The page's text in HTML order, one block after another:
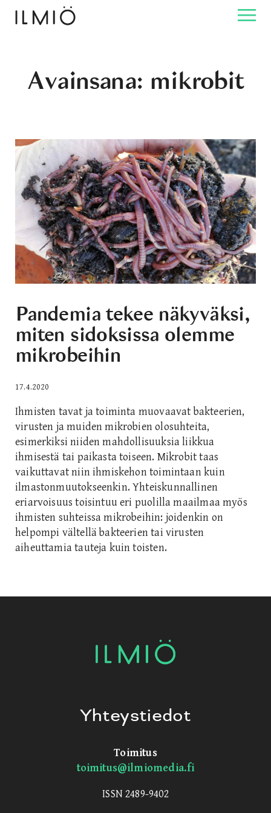
Avainsana: mikrobit
Pandemia tekee näkyväksi,
miten sidoksissa olemme
mikrobeihin
17.4.2020
Ihmisten tavat ja toiminta muovaavat bakteerien,
virusten ja muiden mikrobien olosuhteita,
esimerkiksi niiden mahdollisuuksia liikkua
ihmisestä tai paikasta toiseen. Mikrobit taas
vaikuttavat niin ihmiskehon toimintaan kuin
ilmastonmuutokseenkin. Yhteiskunnallinen
eriarvoisuus toisintuu eri puolilla maailmaa myös
ihmisten suhteissa mikrobeihin: joidenkin on
helpompi vältellä bakteerien tai virusten
aiheuttamia tauteja kuin toisten.
Yhteystiedot
Toimitus
toimitus@ilmiomedia.fi
ISSN 2489-9402